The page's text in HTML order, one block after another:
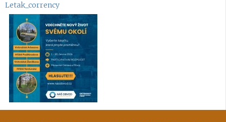
Letak_corrency